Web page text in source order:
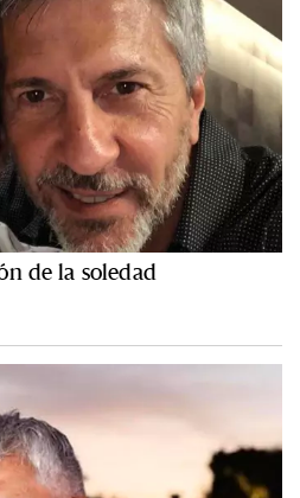
de la soledad